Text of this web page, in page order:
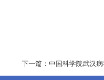
下一篇：中国科学院武汉